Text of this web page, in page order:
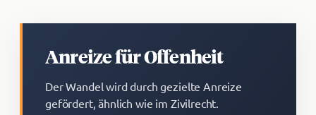
Anreize für Offenheit
Der Wandel wird durch gezielte Anreize
gefördert, ähnlich wie im Zivilrecht.